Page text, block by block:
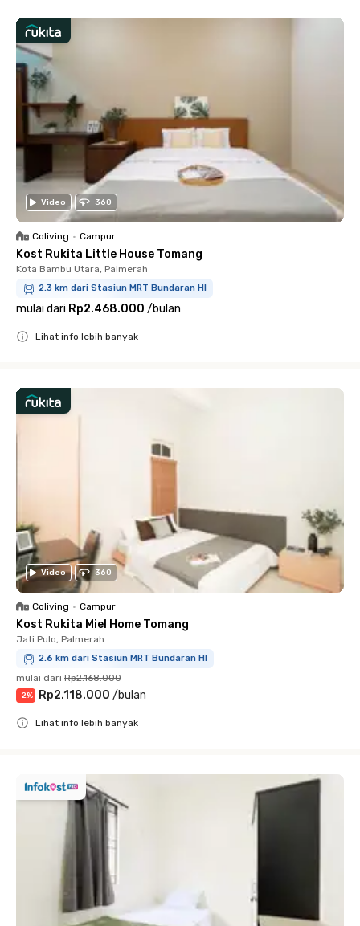
Video 360
Coliving • Campur
Kost Rukita Little House Tomang
Kota Bambu Utara, Palmerah
2.3 km dari Stasiun MRT Bundaran HI
mulai dari Rp2.468.000 /bulan
Lihat info lebih banyak
Video 360
Coliving • Campur
Kost Rukita Miel Home Tomang
Jati Pulo, Palmerah
2.6 km dari Stasiun MRT Bundaran HI
mulai dari Rp2.168.000
-2% Rp2.118.000 /bulan
Lihat info lebih banyak